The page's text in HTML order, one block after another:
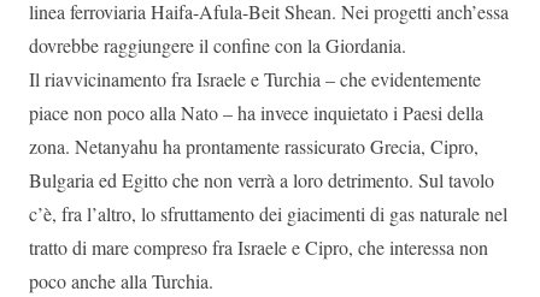
linea ferroviaria Haifa-Afula-Beit Shean. Nei progetti anch’essa
dovrebbe raggiungere il confine con la Giordania.
Il riavvicinamento fra Israele e Turchia – che evidentemente
piace non poco alla Nato – ha invece inquietato i Paesi della
zona. Netanyahu ha prontamente rassicurato Grecia, Cipro,
Bulgaria ed Egitto che non verrà a loro detrimento. Sul tavolo
c’è, fra l’altro, lo sfruttamento dei giacimenti di gas naturale nel
tratto di mare compreso fra Israele e Cipro, che interessa non
poco anche alla Turchia.